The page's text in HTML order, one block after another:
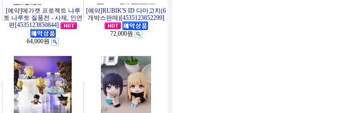
[예약]메가캣 프로젝트 냐루
토 나루토 질풍전 - 사제, 인연
편[4535123850844]
64,000원
[예약]RUBIK'S ID 다마고치(6
개박스판매)[4535123852299]
72,000원